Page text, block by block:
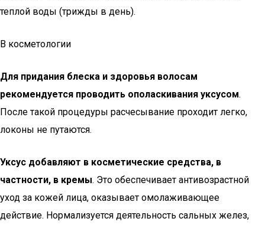
теплой воды (трижды в день).
В косметологии
Для придания блеска и здоровья волосам
рекомендуется проводить ополаскивания уксусом.
После такой процедуры расчесывание проходит легко,
локоны не путаются.
Уксус добавляют в косметические средства, в
частности, в кремы. Это обеспечивает антивозрастной
уход за кожей лица, оказывает омолаживающее
действие. Нормализуется деятельность сальных желез,